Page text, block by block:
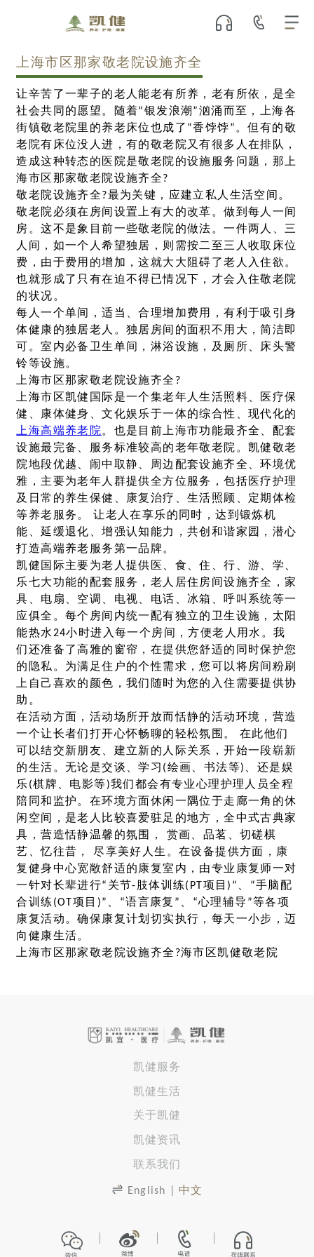
上海市区那家敬老院设施齐全
让辛苦了一辈子的老人能老有所养，老有所依，是全
社会共同的愿望。随着“银发浪潮”汹涌而至，上海各
街镇敬老院里的养老床位也成了“香饽饽”。但有的敬
老院有床位没人进，有的敬老院又有很多人在排队，
造成这种转态的医院是敬老院的设施服务问题，那上
海市区那家敬老院设施齐全?
敬老院设施齐全?最为关键，应建立私人生活空间。
敬老院必须在房间设置上有大的改革。做到每人一间
房。这不是象目前一些敬老院的做法。一件两人、三
人间，如一个人希望独居，则需按二至三人收取床位
费，由于费用的增加，这就大大阻碍了老人入住欲。
也就形成了只有在迫不得已情况下，才会入住敬老院
的状况。
每人一个单间，适当、合理增加费用，有利于吸引身
体健康的独居老人。独居房间的面积不用大，简洁即
可。室内必备卫生单间，淋浴设施，及厕所、床头警
铃等设施。
上海市区那家敬老院设施齐全?
上海市区凯健国际是一个集老年人生活照料、医疗保
健、康体健身、文化娱乐于一体的综合性、现代化的
上海高端养老院。也是目前上海市功能最齐全、配套
设施最完备、服务标准较高的老年敬老院。凯健敬老
院地段优越、闹中取静、周边配套设施齐全、环境优
雅，主要为老年人群提供全方位服务，包括医疗护理
及日常的养生保健、康复治疗、生活照顾、定期体检
等养老服务。 让老人在享乐的同时，达到锻炼机
能、延缓退化、增强认知能力，共创和谐家园，潜心
打造高端养老服务第一品牌。
凯健国际主要为老人提供医、食、住、行、游、学、
乐七大功能的配套服务，老人居住房间设施齐全，家
具、电扇、空调、电视、电话、冰箱、呼叫系统等一
应俱全。每个房间内统一配有独立的卫生设施，太阳
能热水24小时进入每一个房间，方便老人用水。我
们还准备了高雅的窗帘，在提供您舒适的同时保护您
的隐私。为满足住户的个性需求，您可以将房间粉刷
上自己喜欢的颜色，我们随时为您的入住需要提供协
助。
在活动方面，活动场所开放而恬静的活动环境，营造
一个让长者们打开心怀畅聊的轻松氛围。 在此他们
可以结交新朋友、建立新的人际关系，开始一段崭新
的生活。无论是交谈、学习(绘画、书法等)、还是娱
乐(棋牌、电影等)我们都会有专业心理护理人员全程
陪同和监护。在环境方面休闲一隅位于走廊一角的休
闲空间，是老人比较喜爱驻足的地方，全中式古典家
具，营造恬静温馨的氛围， 赏画、品茗、切磋棋
艺、忆往昔， 尽享美好人生。在设备提供方面，康
复健身中心宽敞舒适的康复室内，由专业康复师一对
一针对长辈进行“关节-肢体训练(PT项目)”、“手脑配
合训练(OT项目)”、“语言康复”、“心理辅导”等各项
康复活动。确保康复计划切实执行，每天一小步，迈
向健康生活。
上海市区那家敬老院设施齐全?海市区凯健敬老院
凯健服务
凯健生活
关于凯健
凯健资讯
联系我们
English 中文